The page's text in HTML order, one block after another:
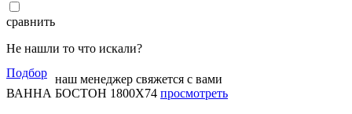
сравнить
Не нашли то что искали?
Подбор наш менеджер свяжется с вами
ВАННА БОСТОН 1800Х74 просмотреть